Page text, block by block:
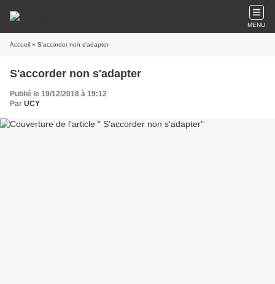
MENU
Accueil » S'accorder non s'adapter
S'accorder non s'adapter
Publié le 19/12/2018 à 19:12
Par UCY